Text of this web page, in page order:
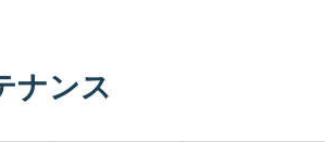
ナンス